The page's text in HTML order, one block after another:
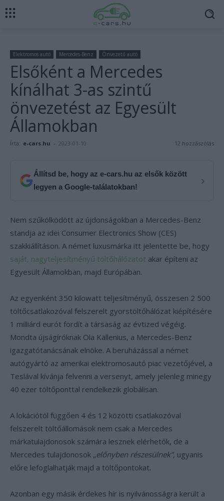
Elektromos autó Mercedes-Benz Önvezető autó
Elsőként a Mercedes
kínálhat 3-as szintű
önvezetést az Egyesült
Államokban
Írta: e-cars.hu - 2023-01-10 12 hozzászólás
Állítsd be, hogy az e-cars.hu az elsők között
legyen a Google-találatokban!
›
Nem szűkölködött az újdonságokban a Mercedes-Benz
standja az idei Consumer Electronics Show (CES)
szakkiállításon. A német luxusmárka itt jelentette be, hogy
saját, nagyteljesítményű töltőhálózatot akar építeni az
Egyesült Államokban, majd Európában.
Az egyenként 350 kilowatt teljesítményű, összesen 2 500
töltőcsatlakozóval felszerelt gyorstöltőhálózat kiépítésére
1 milliárd eurót fordít a társaság az évtized végéig.
Mondta újságíróknak Ola Källenius, a Mercedes-Benz
igazgatótanácsának elnöke. A beruházással a német
autógyártó az amerikai elektromosautó piac vezetőjével, a
Teslával kívánja felvenni a versenyt, amely jelenleg minegy
40 ezer töltőponttal rendelkezik globálisan.
A lokációtól függően 4 és 12 közötti csatlakozóval
felszerelt töltőállomások nem csak a Mercedes
márkatulajdonosok számára lesznek elérhetők, de a
Mercedes tulajdonosok „előnyben részesülnek”, ugyanis
előre lefoglalhatják majd a töltőpontokat.
Azonban egy másik érdekes hír is nyilvánosságra került a